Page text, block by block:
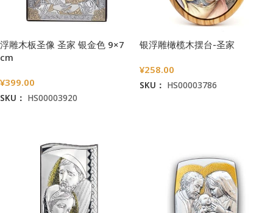
浮雕木板圣像 圣家 银金色 9×7
cm
¥399.00
SKU： HS00003920
银浮雕橄榄木摆台-圣家
¥258.00
SKU： HS00003786